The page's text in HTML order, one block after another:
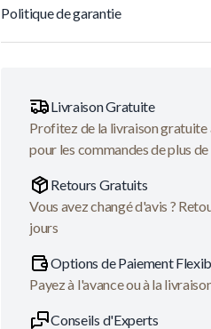
Politique de garantie
Livraison Gratuite
Profitez de la livraison gratuite
pour les commandes de plus
Retours Gratuits
Vous avez changé d'avis ?
jours
Options de Paiement
Payez à l'avance ou à la
Conseils d'Experts